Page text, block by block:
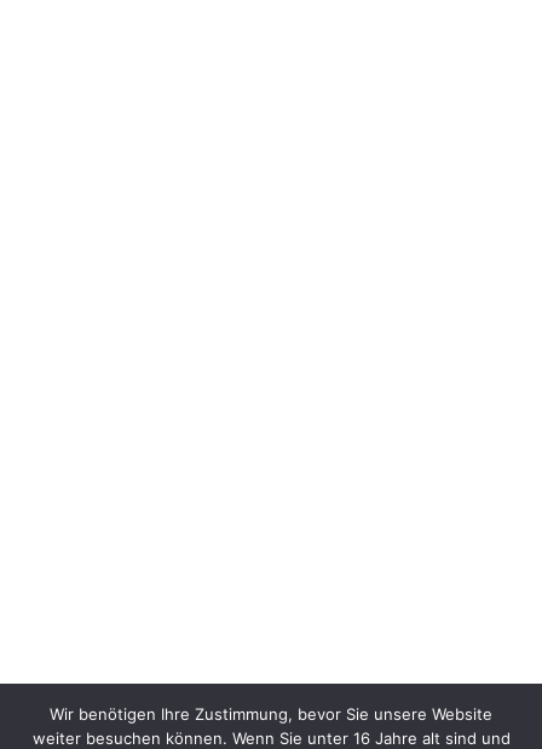
Wir benötigen Ihre Zustimmung, bevor Sie unsere Website
weiter besuchen können. Wenn Sie unter 16 Jahre alt sind und